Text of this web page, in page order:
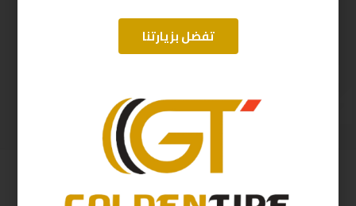
( شامل الضريبة ) 632ر.س 569
تفضل بزيارتنا